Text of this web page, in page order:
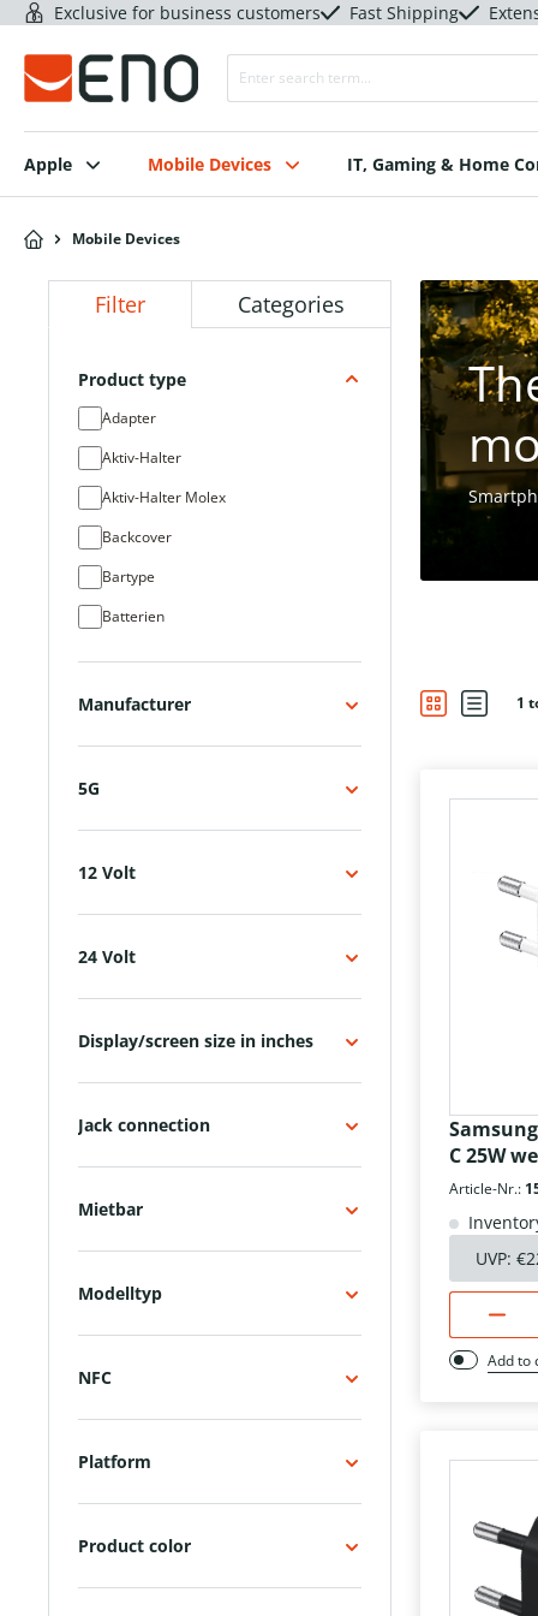
Exclusive for business customers Fast Shipping
Apple Mobile Devices IT, Gaming & Home
Mobile Devices
Filter Categories
Product type
Adapter
Aktiv-Halter
Aktiv-Halter Molex
Backcover
Bartype
Batterien
Datenkabel
Halterungen
Kfz-Ladegerät (12/24 Volt)
Kids-Watch
Klapphandy
Klebepatch
Kopfhörer/Headsets kabelgebunden
Kopfhörer/Headsets kabellos
Lade-/Datenkabel
Manufacturer
5G
12 Volt
24 Volt
Display/screen size in inches
Jack connection
Mietbar
Modelltyp
NFC
Platform
Product color
1
C 25W
Article-Nr.:
UVP:
Add to